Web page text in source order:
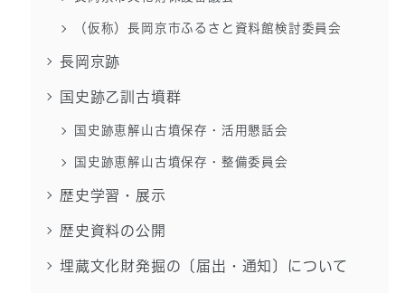
（仮称）長岡京市ふるさと資料館検討委員会
長岡京跡
国史跡乙訓古墳群
国史跡恵解山古墳保存・活用懇話会
国史跡恵解山古墳保存・整備委員会
歴史学習・展示
歴史資料の公開
埋蔵文化財発掘の〔届出・通知〕について